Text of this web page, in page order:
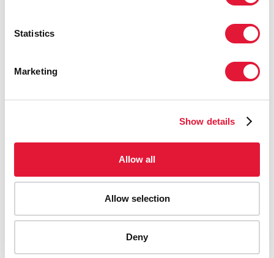
Statistics
Marketing
Show details
Allow all
Allow selection
Deny
Tirer les leçons des approches au niveau des